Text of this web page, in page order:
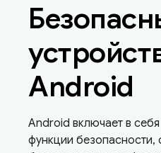
Android
Android включает в
функции